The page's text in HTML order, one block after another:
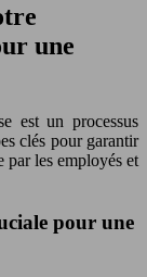
une
est un processus
clés pour garantir
par les employés et
pour une